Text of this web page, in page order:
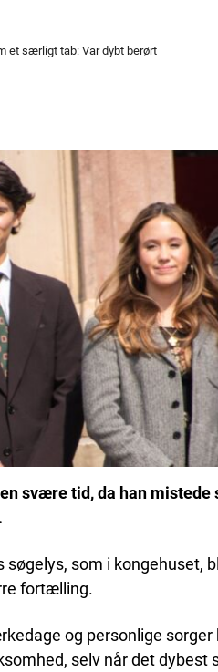
et særligt tab: Var dybt berørt
svære tid, da han mistede
som i kongehuset,
fortælling.
og personlige sorger
selv når det dybest